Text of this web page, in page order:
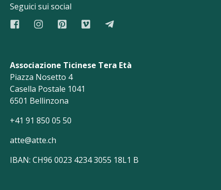
Seguici sui social
Associazione Ticinese Tera Età
Piazza Nosetto 4
Casella Postale 1041
6501 Bellinzona
+41 91 850 05 50
atte@atte.ch
IBAN: CH96 0023 4234 3055 18L1 B